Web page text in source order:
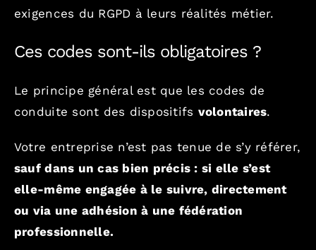
exigences du RGPD à leurs réalités métier.
Ces codes sont-ils obligatoires ?
Le principe général est que les codes de
conduite sont des dispositifs volontaires.
Votre entreprise n’est pas tenue de s’y référer,
sauf dans un cas bien précis : si elle s’est
elle-même engagée à le suivre, directement
ou via une adhésion à une fédération
professionnelle.